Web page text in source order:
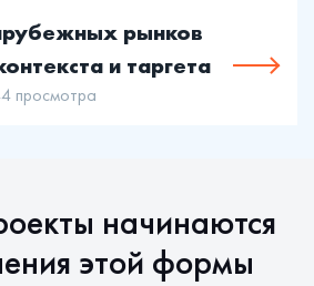
рынков
и таргета
просмотра
начинаются
этой формы